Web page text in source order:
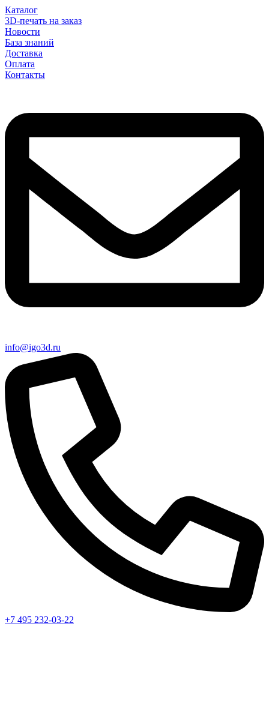
Каталог
3D-печать на заказ
Новости
База знаний
Доставка
Оплата
Контакты
info@igo3d.ru
+7 495 232-03-22